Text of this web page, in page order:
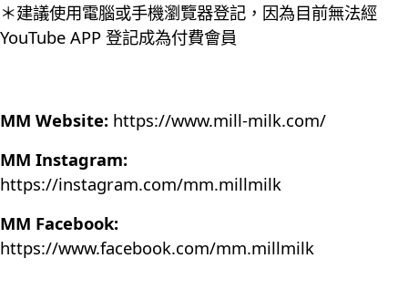
＊建議使用電腦或手機瀏覽器登記，因為目前無法經
YouTube APP 登記成為付費會員
MM Website: https://www.mill-milk.com/
MM Instagram:
https://instagram.com/mm.millmilk
MM Facebook:
https://www.facebook.com/mm.millmilk